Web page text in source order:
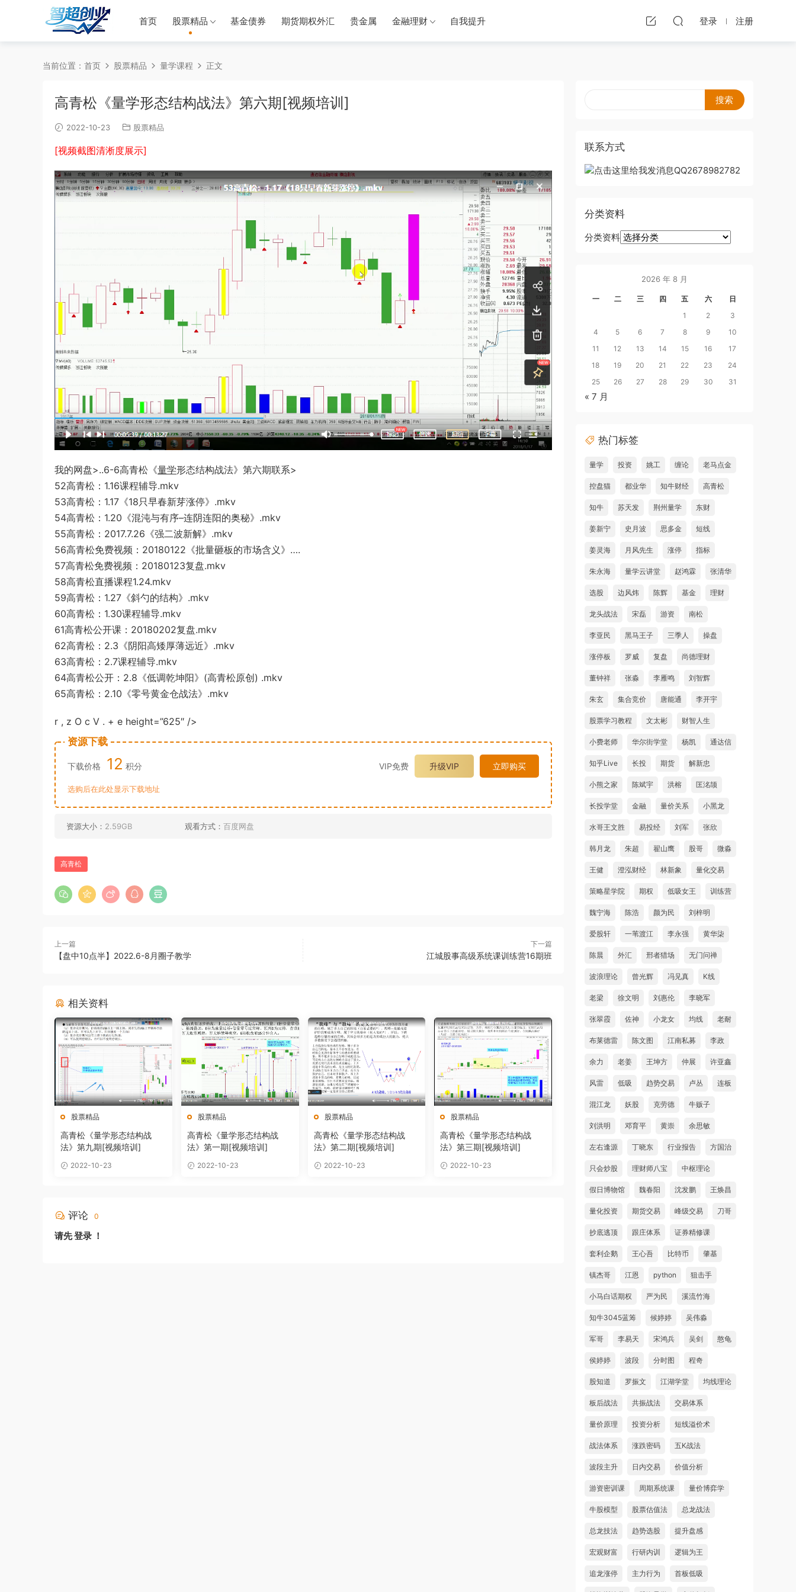
首页 股票精品 基金债券 期货期权外汇 贵金属 金融理财 自我提升 登录 注册
当前位置： 首页 股票精品 量学课程 正文
高青松《量学形态结构战法》第六期[视频培训]
2022-10-23 股票精品
[视频截图清淅度展示]
我的网盘>..6-6高青松《量学形态结构战法》第六期联系>
52高青松：1.16课程辅导.mkv
53高青松：1.17《18只早春新芽涨停》.mkv
54高青松：1.20《混沌与有序–连阴连阳的奥秘》.mkv
55高青松：2017.7.26《强二波新解》.mkv
56高青松免费视频：20180122《批量砸板的市场含义》….
57高青松免费视频：20180123复盘.mkv
58高青松直播课程1.24.mkv
59高青松：1.27《斜勺的结构》.mkv
60高青松：1.30课程辅导.mkv
61高青松公开课：20180202复盘.mkv
62高青松：2.3《阴阳高矮厚薄远近》.mkv
63高青松：2.7课程辅导.mkv
64高青松公开：2.8《低调乾坤阳》(高青松原创) .mkv
65高青松：2.10《零号黄金仓战法》.mkv
r , z O c V . + e height=”625″ />
资源下载
下载价格 12 积分 VIP免费 升级VIP 立即购买
选购后在此处显示下载地址
资源大小： 2.59GB 观看方式： 百度网盘
高青松
上一篇
【盘中10点半】2022.6-8月圈子教学
下一篇
江城股事高级系统课训练营16期班
相关资料
股票精品
高青松《量学形态结构战
法》第九期[视频培训]
2022-10-23
股票精品
高青松《量学形态结构战
法》第一期[视频培训]
2022-10-23
股票精品
高青松《量学形态结构战
法》第二期[视频培训]
2022-10-23
股票精品
高青松《量学形态结构战
法》第三期[视频培训]
2022-10-23
评论 0
请先登录 ！
联系方式
分类资料
分类资料
2026 年 8 月
一 二 三 四 五 六
日
1
2
3
4
5 6 7 8 9
10
11
12 13 14 15 16
17
18
19 20 21 22 23
24
25
26 27 28 29 30 31
« 7 月
热门标签
量学 投资 姚工 缠论 老马点金
控盘猫 都业华 知牛财经 高青松
知牛 苏天发 荆州量学 东财
姜新宁 史月波 思多金 短线
姜灵海 月风先生 涨停 指标
朱永海 量学云讲堂 赵鸿霖 张清华
选股 边风炜 陈辉 基金 理财
龙头战法 宋磊 游资 南松
李亚民 黑马王子 三季人 操盘
涨停板 罗威 复盘 尚德理财
董钟祥 张淼 李雁鸣 刘智辉
朱玄 集合竞价 唐能通 李开宇
股票学习教程 文太彬 财智人生
小费老师 华尔街学堂 杨凯 通达信
知乎Live 长投 期货 解新忠
小熊之家 陈斌宇 洪榕 匡洺颉
长投学堂 金融 量价关系 小黑龙
水哥王文胜 易投经 刘军 张欣
韩月龙 朱超 翟山鹰 股哥 微淼
王健 澄泓财经 林新象 量化交易
策略星学院 期权 低吸女王 训练营
魏宁海 陈浩 颜为民 刘梓明
爱股轩 一苇渡江 李永强 黄华柒
陈晨 外汇 邢者猎场 无门问禅
波浪理论 曾光辉 冯见真 K线
老梁 徐文明 刘惠伦 李晓军
张翠霞 佐神 小龙女 均线 老耐
布莱德雷 陈文图 江南私募 李政
余力 老姜 王坤方 仲展 许亚鑫
风雷 低吸 趋势交易 卢丛 连板
混江龙 妖股 克劳德 牛贩子
刘洪明 邓育平 黄崇 余思敏
左右逢源 丁晓东 行业报告 方国治
只会炒股 理财师八宝 中枢理论
假日博物馆 魏春阳 沈发鹏 王焕昌
量化投资 期货交易 峰级交易 刀哥
抄底逃顶 跟庄体系 证券精修课
套利企鹅 王心吾 比特币 肇基
镇杰哥 江恩 python 狙击手
小马白话期权 严为民 溪流竹海
知牛3045蓝筹 候婷婷 吴伟淼
军哥 李易天 宋鸿兵 吴剑 憨龟
侯婷婷 波段 分时图 程奇
股知道 罗振文 江湖学堂 均线理论
板后战法 共振战法 交易体系
量价原理 投资分析 短线溢价术
战法体系 涨跌密码 五K战法
波段主升 日内交易 价值分析
游资密训课 周期系统课 量价博弈学
牛股模型 股票估值法 总龙战法
总龙技法 趋势选股 提升盘感
宏观财富 行研内训 逻辑为王
追龙涨停 主力行为 首板低吸